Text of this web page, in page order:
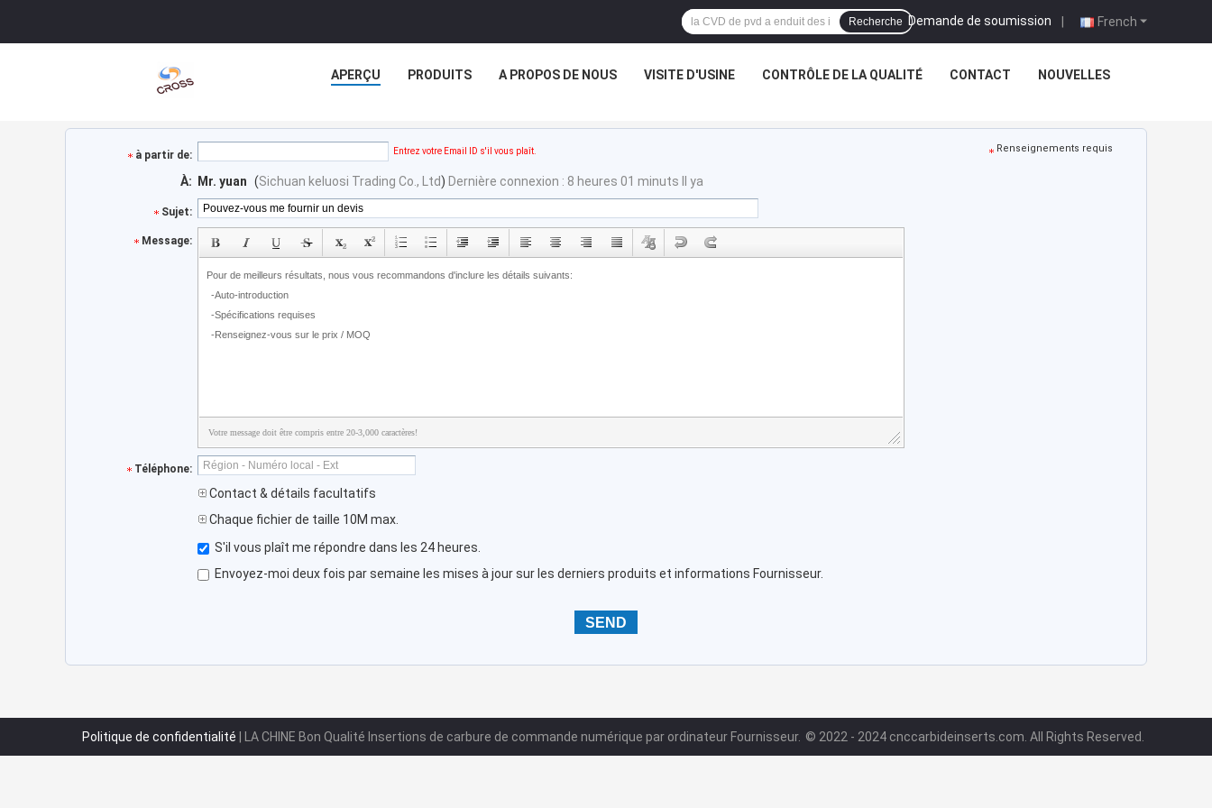
French
Demande de soumission |
Recherche
APERÇU PRODUITS A PROPOS DE NOUS VISITE D'USINE CONTRÔLE DE LA QUALITÉ CONTACT NOUVELLES
à partir de: Entrez votre Email ID s'il vous plaît. Renseignements requis
À: Mr. yuan (Sichuan keluosi Trading Co., Ltd) Dernière connexion : 8 heures 01 minuts Il ya
Sujet:
Message:
Votre message doit être compris entre 20-3,000 caractères!
Téléphone:
Contact & détails facultatifs
Chaque fichier de taille 10M max.
S'il vous plaît me répondre dans les 24 heures.
Envoyez-moi deux fois par semaine les mises à jour sur les derniers produits et informations Fournisseur.
Politique de confidentialité | LA CHINE Bon Qualité Insertions de carbure de commande numérique par ordinateur Fournisseur. © 2022 - 2024 cnccarbideinserts.com. All Rights Reserved.